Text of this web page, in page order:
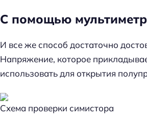
С помощью
И все же способ достаточно
Напряжение, которое
использовать для открытия
Схема проверки симистора